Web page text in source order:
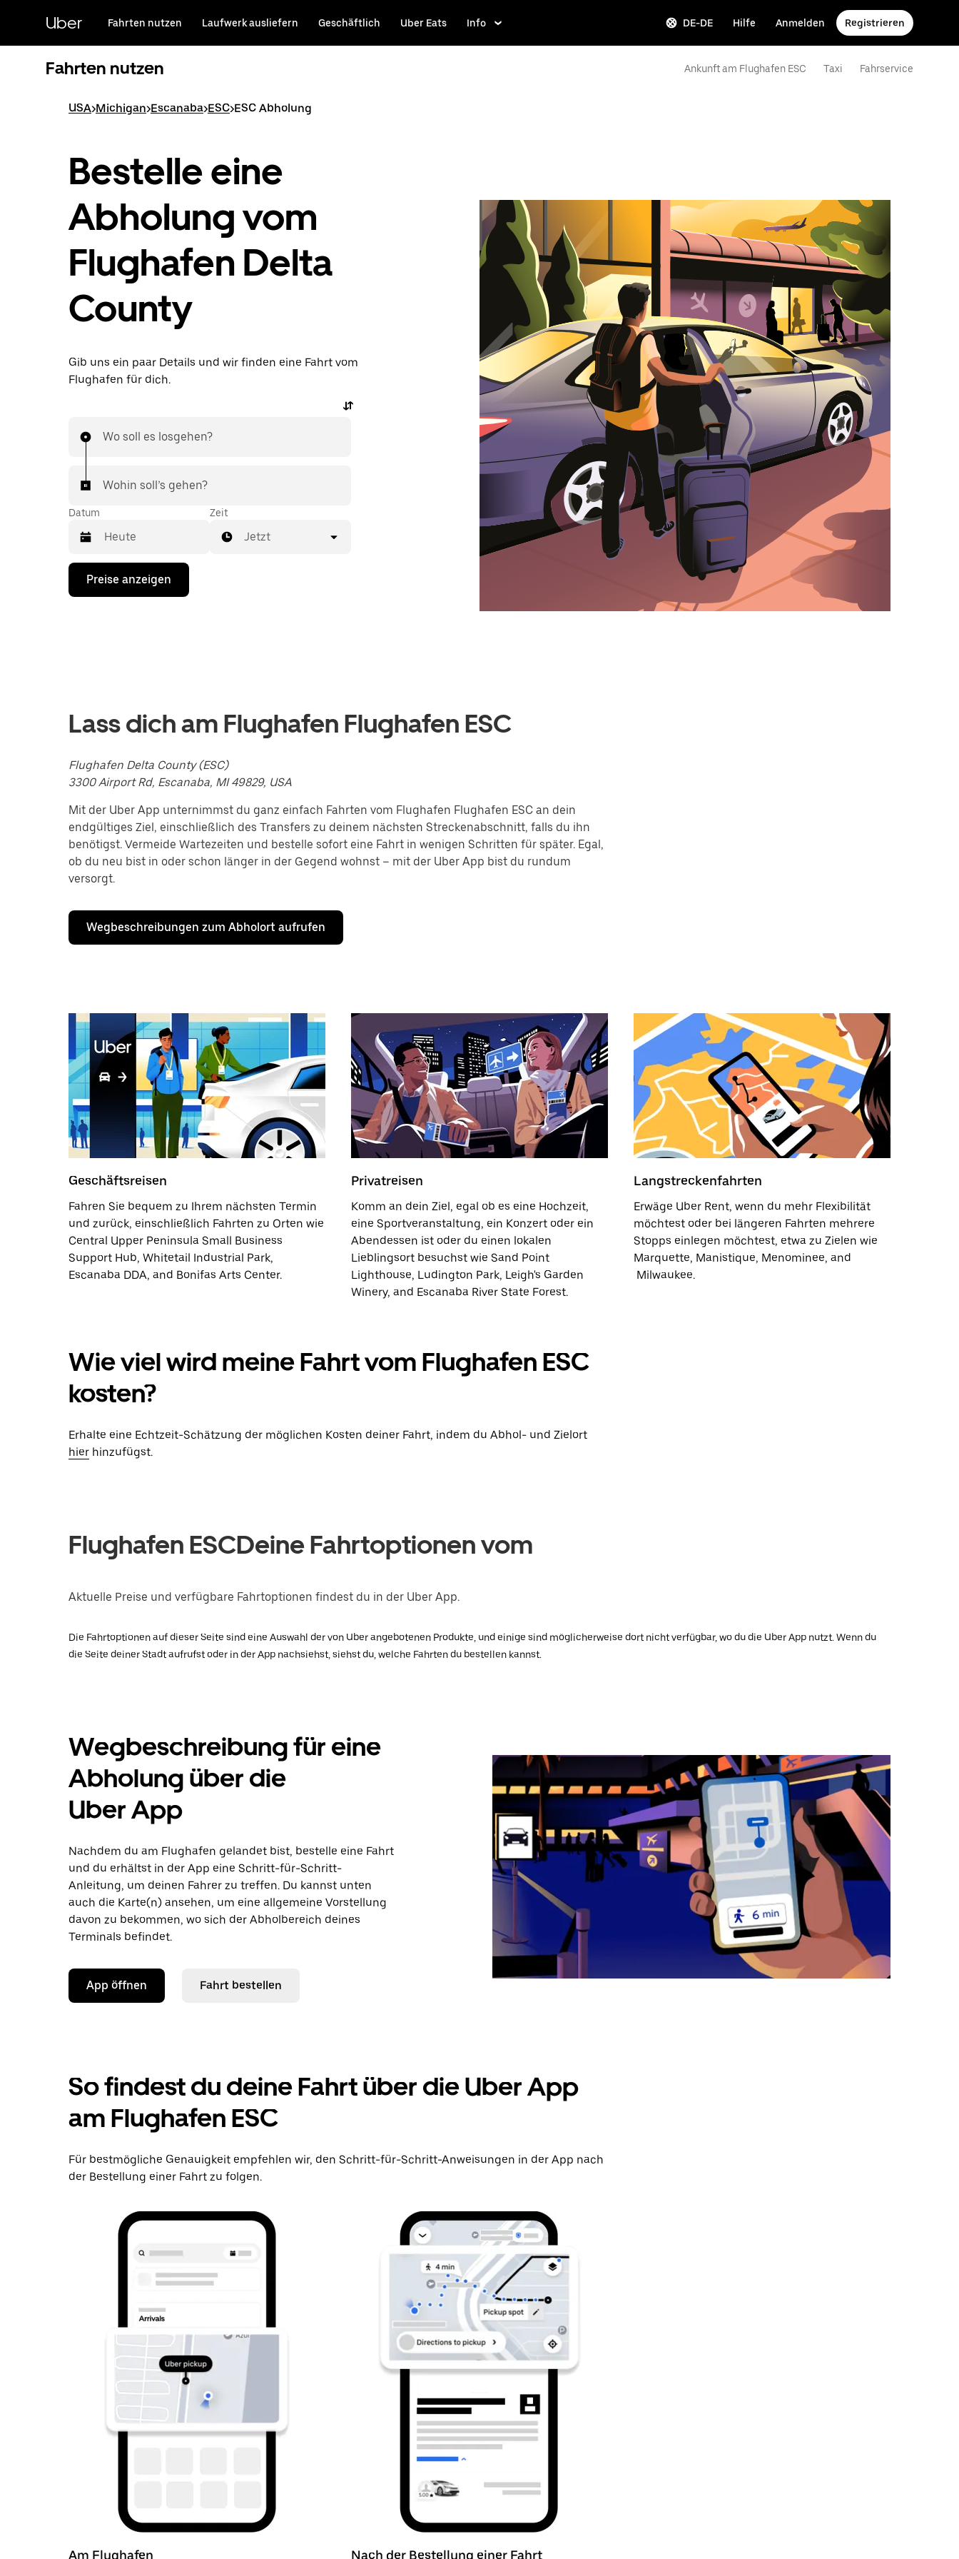
HauptinhaltUber Fahrten nutzen Laufwerk ausliefern Geschäftlich Uber Eats Info DE-DE Hilfe Anmelden Registrieren
Fahrten nutzen Ankunft am Flughafen ESC Taxi Fahrservice
USA>Michigan>Escanaba>ESC>ESC Abholung
Bestelle eine
Abholung vom
Flughafen Delta
County
Gib uns ein paar Details und wir finden eine Fahrt vom
Flughafen für dich.
Wo soll es losgehen?
Wohin soll’s gehen?
Datum
Drücke
Nach-
und
ein
Drücke
die
Escape-
Taste,
um
den
Kalender
zu
schließen.
Zeit
Jetzt
Preise anzeigen
Lass dich am Flughafen Flughafen ESC
Flughafen Delta County (ESC)
3300 Airport Rd, Escanaba, MI 49829, USA
Mit der Uber App unternimmst du ganz einfach Fahrten vom Flughafen Flughafen ESC an dein
endgültiges Ziel, einschließlich des Transfers zu deinem nächsten Streckenabschnitt, falls du ihn
benötigst. Vermeide Wartezeiten und bestelle sofort eine Fahrt in wenigen Schritten für später. Egal,
ob du neu bist in oder schon länger in der Gegend wohnst – mit der Uber App bist du rundum
versorgt.
Wegbeschreibungen zum Abholort aufrufen
Geschäftsreisen
Fahren Sie bequem zu Ihrem nächsten Termin
und zurück, einschließlich Fahrten zu Orten wie
Central Upper Peninsula Small Business
Support Hub, Whitetail Industrial Park,
Escanaba DDA, and Bonifas Arts Center.
Privatreisen
Komm an dein Ziel, egal ob es eine Hochzeit,
eine Sportveranstaltung, ein Konzert oder ein
Abendessen ist oder du einen lokalen
Lieblingsort besuchst wie Sand Point
Lighthouse, Ludington Park, Leigh's Garden
Winery, and Escanaba River State Forest.
Langstreckenfahrten
Erwäge Uber Rent, wenn du mehr Flexibilität
möchtest oder bei längeren Fahrten mehrere
Stopps einlegen möchtest, etwa zu Zielen wie
Marquette, Manistique, Menominee, and
Milwaukee.
Wie viel wird meine Fahrt vom Flughafen ESC
kosten?
Erhalte eine Echtzeit-Schätzung der möglichen Kosten deiner Fahrt, indem du Abhol- und Zielort
hier hinzufügst.
Flughafen ESCDeine Fahrtoptionen vom
Aktuelle Preise und verfügbare Fahrtoptionen findest du in der Uber App.
Die Fahrtoptionen auf dieser Seite sind eine Auswahl der von Uber angebotenen Produkte, und einige sind möglicherweise dort nicht verfügbar, wo du die Uber App nutzt. Wenn du
die Seite deiner Stadt aufrufst oder in der App nachsiehst, siehst du, welche Fahrten du bestellen kannst.
Wegbeschreibung für eine
Abholung über die
Uber App
Nachdem du am Flughafen gelandet bist, bestelle eine Fahrt
und du erhältst in der App eine Schritt-für-Schritt-
Anleitung, um deinen Fahrer zu treffen. Du kannst unten
auch die Karte(n) ansehen, um eine allgemeine Vorstellung
davon zu bekommen, wo sich der Abholbereich deines
Terminals befindet.
App öffnen Fahrt bestellen
So findest du deine Fahrt über die Uber App
am Flughafen ESC
Für bestmögliche Genauigkeit empfehlen wir, den Schritt-für-Schritt-Anweisungen in der App nach
der Bestellung einer Fahrt zu folgen.
Am Flughafen Nach der Bestellung einer Fahrt